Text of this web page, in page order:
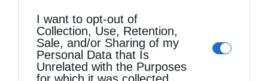
I want to opt-out of
Collection, Use, Retention,
Sale, and/or Sharing of my
Personal Data that Is
Unrelated with the Purposes
for which it was collected.
Η “Κιβωτός της Ορθοδοξίας” σε όλα τα περίπτερα